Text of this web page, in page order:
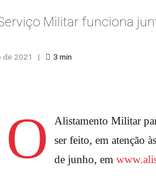
Militar funciona
de 2021 3 min
O
Alistamento Militar
ser feito, em atenção
de junho, em